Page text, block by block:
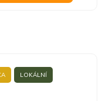
LOKÁLNÍ